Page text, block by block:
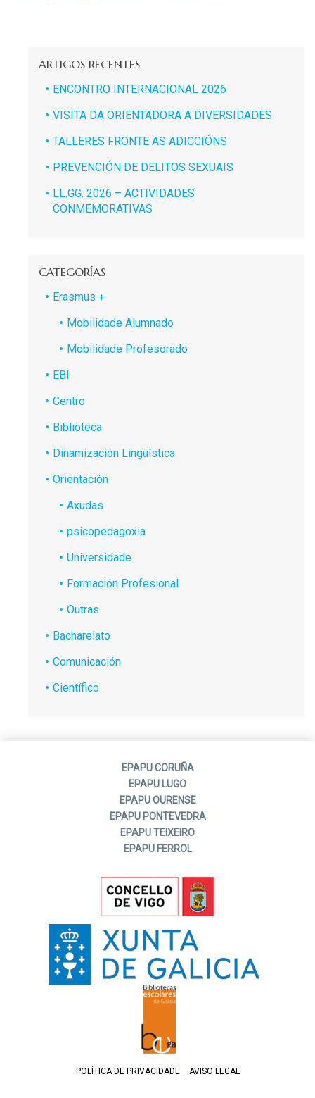
ARTIGOS RECENTES
ENCONTRO INTERNACIONAL 2026
VISITA DA ORIENTADORA A DIVERSIDADES
TALLERES FRONTE AS ADICCIÓNS
PREVENCIÓN DE DELITOS SEXUAIS
LL.GG. 2026 – ACTIVIDADES
CONMEMORATIVAS
CATEGORÍAS
Erasmus +
Mobilidade Alumnado
Mobilidade Profesorado
EBI
Centro
Biblioteca
Dinamización Lingüística
Orientación
Axudas
psicopedagoxia
Universidade
Formación Profesional
Outras
Bacharelato
Comunicación
Científico
EPAPU CORUÑA
EPAPU LUGO
EPAPU OURENSE
EPAPU PONTEVEDRA
EPAPU TEIXEIRO
EPAPU FERROL
POLÍTICA DE PRIVACIDADE AVISO LEGAL